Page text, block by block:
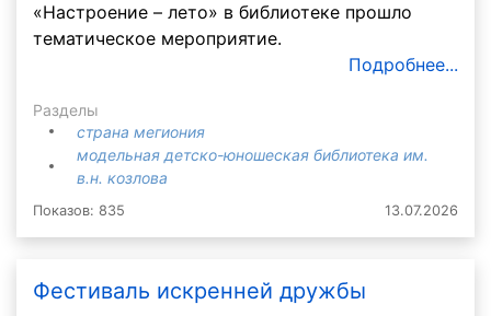
«Настроение – лето» в библиотеке прошло
тематическое мероприятие.
Подробнее...
Разделы
страна мегиония
модельная детско-юношеская библиотека им.
в.н. козлова
Показов: 835 13.07.2026
Фестиваль искренней дружбы